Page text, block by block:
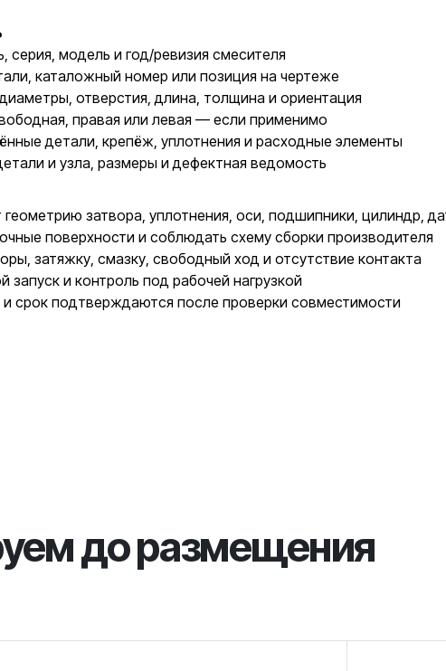
серия, модель и год/ревизия смесителя
каталожный номер или позиция на чертеже
отверстия, длина, толщина и ориентация
правая или левая — если применимо
детали, крепёж, уплотнения и расходные элементы
и узла, размеры и дефектная ведомость
затвора, уплотнения, оси, подшипники, цилиндр,
поверхности и соблюдать схему сборки производителя
затяжку, смазку, свободный ход и отсутствие контакта
запуск и контроль под рабочей нагрузкой
и срок подтверждаются после проверки совместимости
до размещения